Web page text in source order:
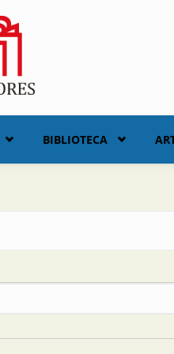
BIBLIOTECA